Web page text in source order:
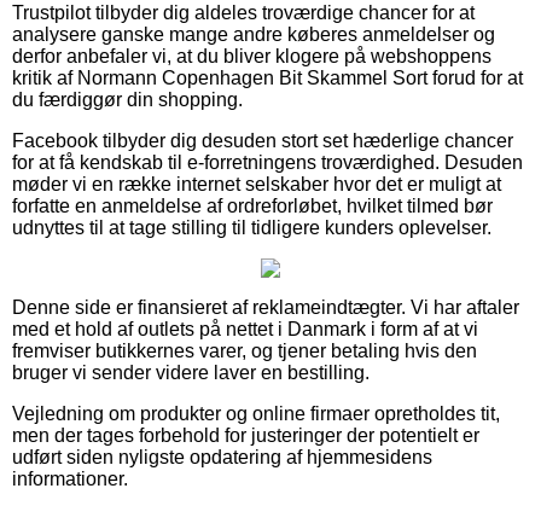
Trustpilot tilbyder dig aldeles troværdige chancer for at
analysere ganske mange andre køberes anmeldelser og
derfor anbefaler vi, at du bliver klogere på webshoppens
kritik af Normann Copenhagen Bit Skammel Sort forud for at
du færdiggør din shopping.
Facebook tilbyder dig desuden stort set hæderlige chancer
for at få kendskab til e-forretningens troværdighed. Desuden
møder vi en række internet selskaber hvor det er muligt at
forfatte en anmeldelse af ordreforløbet, hvilket tilmed bør
udnyttes til at tage stilling til tidligere kunders oplevelser.
Denne side er finansieret af reklameindtægter. Vi har aftaler
med et hold af outlets på nettet i Danmark i form af at vi
fremviser butikkernes varer, og tjener betaling hvis den
bruger vi sender videre laver en bestilling.
Vejledning om produkter og online firmaer opretholdes tit,
men der tages forbehold for justeringer der potentielt er
udført siden nyligste opdatering af hjemmesidens
informationer.